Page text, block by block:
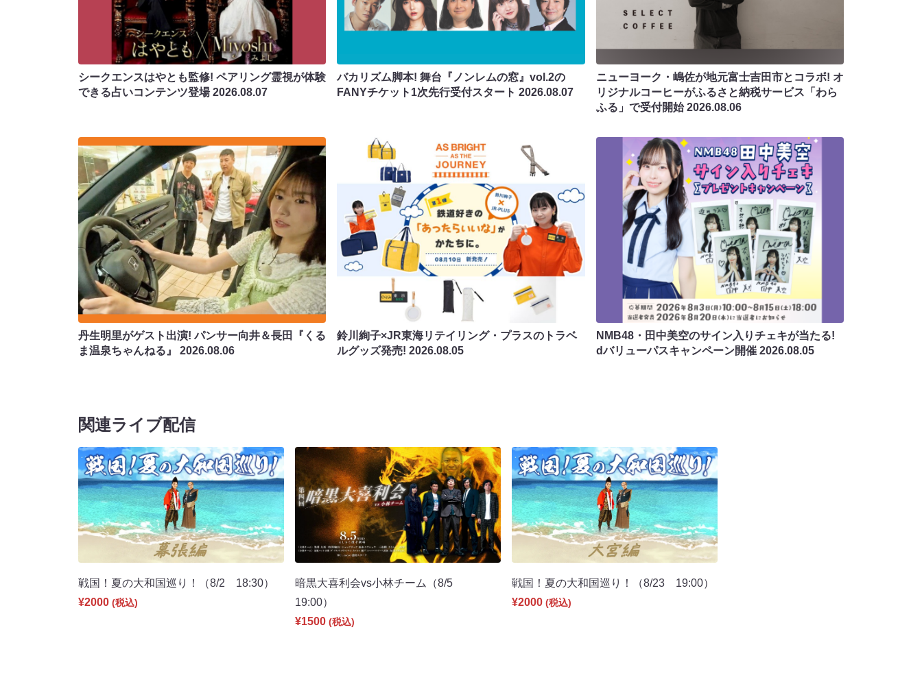
シークエンスはやとも監修! ペアリング霊視が体験
できる占いコンテンツ登場2026.08.07
バカリズム脚本! 舞台『ノンレムの窓』vol.2の
FANYチケット1次先行受付スタート2026.08.07
ニューヨーク・嶋佐が地元富士吉田市とコラボ! オ
リジナルコーヒーがふるさと納税サービス「わら
ふる」で受付開始2026.08.06
丹生明里がゲスト出演! パンサー向井＆長田『くる
ま温泉ちゃんねる』 2026.08.06
鈴川絢子×JR東海リテイリング・プラスのトラベ
ルグッズ発売!2026.08.05
NMB48・田中美空のサイン入りチェキが当たる!
dバリューパスキャンペーン開催 2026.08.05
関連ライブ配信
戦国！夏の大和国巡り！（8/2 18:30）
¥2000 (税込)
暗黒大喜利会vs小林チーム（8/5
19:00）
¥1500 (税込)
戦国！夏の大和国巡り！（8/23 19:00）
¥2000 (税込)